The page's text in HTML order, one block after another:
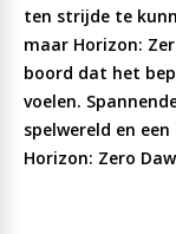
ten strijde te
maar Horizon:
boord dat het
voelen.
spelwereld en
Horizon: Zero